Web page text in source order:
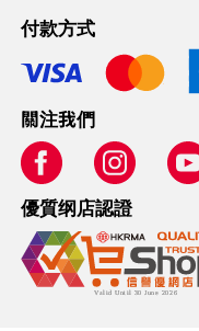
付款方式
關注我們
優質纲店認證